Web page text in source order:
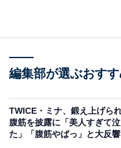
編集部が選ぶおす
TWICE・ミナ、鍛え上げら
腹筋を披露に「美人すぎて
た」「腹筋やばっ」と大反響